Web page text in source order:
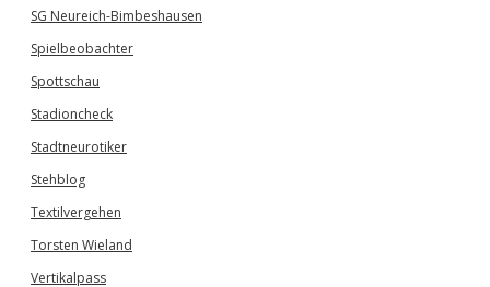
SG Neureich-Bimbeshausen
Spielbeobachter
Spottschau
Stadioncheck
Stadtneurotiker
Stehblog
Textilvergehen
Torsten Wieland
Vertikalpass